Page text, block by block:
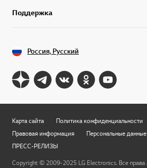
Поддержка
Россия, Русский
Карта сайта
Политика конфиденциальности
Правовая информация
Персональные
ПРЕСС-РЕЛИЗЫ
Copyright © 2009-2025 LG Electronics. Все